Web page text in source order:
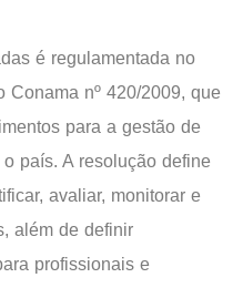
é regulamentada no
Conama nº 420/2009, que
para a gestão de
país. A resolução define
avaliar, monitorar e
além de definir
profissionais e